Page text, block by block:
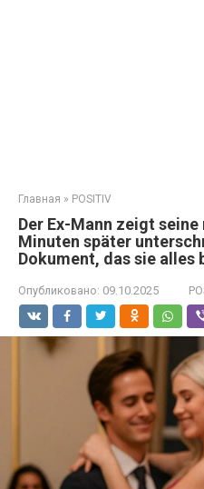
Главная » POSITIV
Der Ex-Mann zeigt
Minuten später
Dokument, das sie alles
Опубликовано: 09.10.2025